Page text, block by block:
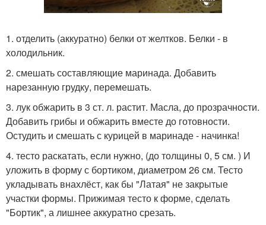
1. отделить (аккуратно) белки от желтков. Белки - в
холодильник.
2. смешать составляющие маринада. Добавить
нарезанную грудку, перемешать.
3. лук обжарить в 3 ст. л. растит. Масла, до прозрачности.
Добавить грибы и обжарить вместе до готовности.
Остудить и смешать с курицей в маринаде - начинка!
4. тесто раскатать, если нужно, (до толщины 0, 5 см. ) И
уложить в форму с бортиком, диаметром 26 см. Тесто
укладывать внахлёст, как бы "Латая" не закрытые
участки формы. Прижимая тесто к форме, сделать
"Бортик", а лишнее аккуратно срезать.